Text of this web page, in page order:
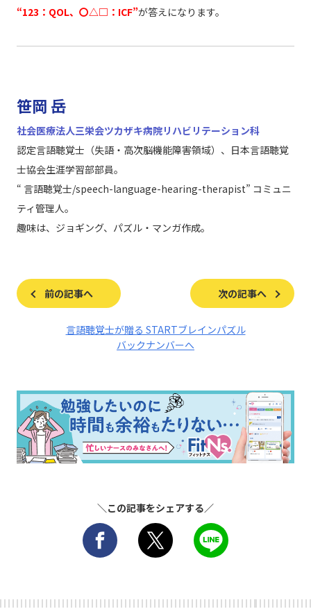
“123：QOL、〇△□：ICF”が答えになります。
笹岡 岳
社会医療法人三栄会ツカザキ病院リハビリテーション科
認定言語聴覚士（失語・高次脳機能障害領域）、日本言語聴覚
士協会生涯学習部部員。
“ 言語聴覚士/speech-language-hearing-therapist” コミュニ
ティ管理人。
趣味は、ジョギング、パズル・マンガ作成。
前の記事へ 次の記事へ
言語聴覚士が贈る STARTブレインパズル
バックナンバーへ
＼この記事をシェアする／